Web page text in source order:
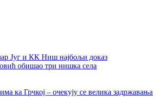
Југ и КК Ниш најбољи доказ
обишао три нишка села
Грчкој – очекују се велика задржавања